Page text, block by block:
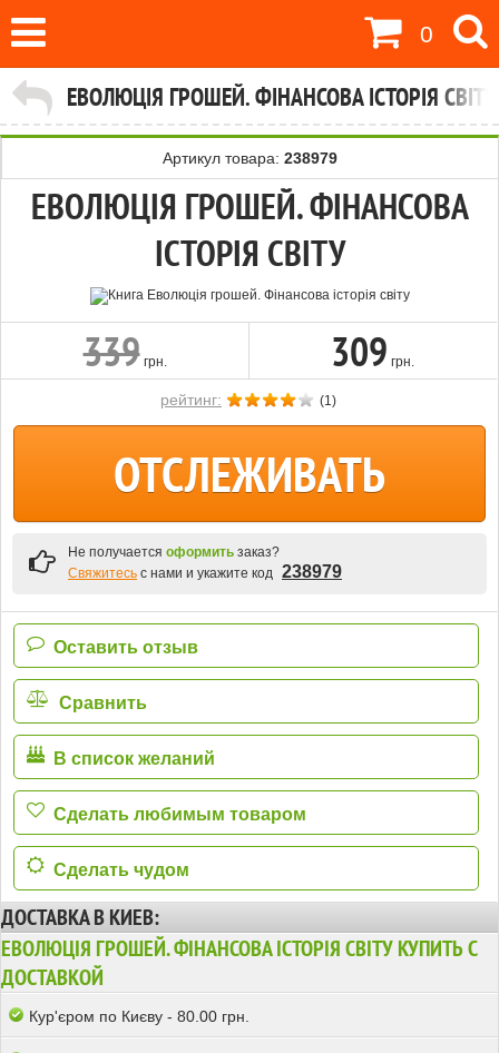
Артикул товара: 238979
ЕВОЛЮЦІЯ ГРОШЕЙ. ФІНАНСОВА
ІСТОРІЯ СВІТУ
339 грн. 309 грн.
рейтинг: (1)
ОТСЛЕЖИВАТЬ
Не получается оформить заказ?
Свяжитесь с нами и укажите код 238979
Оставить отзыв
Сравнить
В список желаний
Сделать любимым товаром
Сделать чудом
ДОСТАВКА В КИЕВ:
ЕВОЛЮЦІЯ ГРОШЕЙ. ФІНАНСОВА ІСТОРІЯ СВІТУ КУПИТЬ С
ДОСТАВКОЙ
Кур'єром по Києву - 80.00 грн.
0
ЕВОЛЮЦІЯ ГРОШЕЙ. ФІНАНСОВА ІСТОРІЯ СВІТУ